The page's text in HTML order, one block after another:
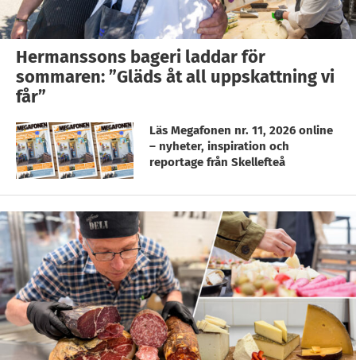
Hermanssons bageri laddar för
sommaren: ”Gläds åt all uppskattning vi
får”
Läs Megafonen nr. 11, 2026 online
– nyheter, inspiration och
reportage från Skellefteå